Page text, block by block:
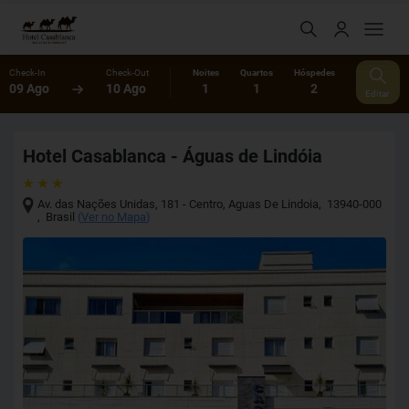
Check-In
09 Ago
Check-Out
10 Ago
Noites
1
Quartos
1
Hóspedes
2 Editar
Hotel Casablanca - Águas de Lindóia
Av. das Nações Unidas, 181 - Centro,Aguas De Lindoia, 13940-000
, Brasil (Ver no Mapa)